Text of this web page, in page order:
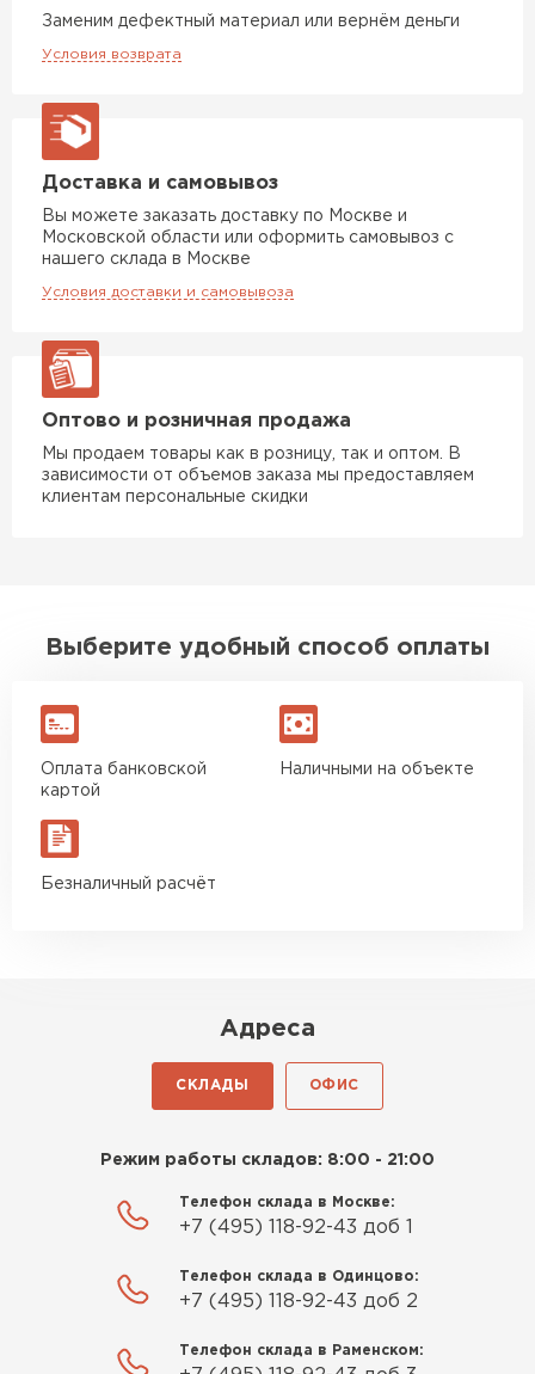
Заменим дефектный материал или вернём деньги
Условия возврата
Доставка и самовывоз
Вы можете заказать доставку по Москве и
Московской области или оформить самовывоз с
нашего склада в Москве
Условия доставки и самовывоза
Оптово и розничная продажа
Мы продаем товары как в розницу, так и оптом. В
зависимости от объемов заказа мы предоставляем
клиентам персональные скидки
Выберите удобный способ оплаты
Оплата банковской
картой
Наличными на объекте
Безналичный расчёт
Адреса
СКЛАДЫ ОФИС
Режим работы складов: 8:00 - 21:00
Телефон склада в Москве:
+7 (495) 118-92-43 доб 1
Телефон склада в Одинцово:
+7 (495) 118-92-43 доб 2
Телефон склада в Раменском:
ПЕРЕЙТИ
Доборные элементы для кровли